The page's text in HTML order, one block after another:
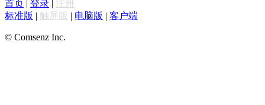
首页 | 登录 | 注册
标准版 | 触屏版 | 电脑版 | 客户端
© Comsenz Inc.